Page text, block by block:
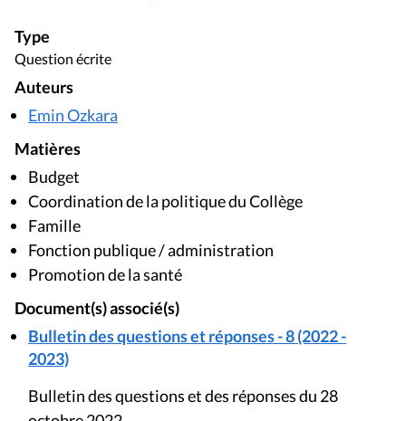
Type
Question écrite
Auteurs
Emin Ozkara
Matières
Budget
Coordination de la politique du Collège
Famille
Fonction publique / administration
Promotion de la santé
Document(s) associé(s)
Bulletin des questions et réponses - 8 (2022 -
2023)
Bulletin des questions et des réponses du 28